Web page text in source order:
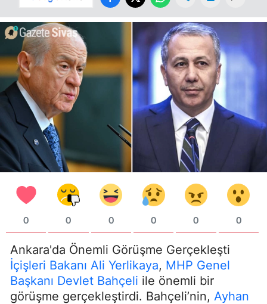
0 0 0 0 0 0
Ankara'da Önemli Görüşme Gerçekleşti
İçişleri Bakanı Ali Yerlikaya, MHP Genel
Başkanı Devlet Bahçeli ile önemli bir
görüşme gerçekleştirdi. Bahçeli’nin, Ayhan